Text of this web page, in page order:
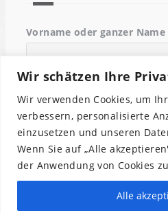
Wir schätzen Ihre
Wir verwenden Cookies, um
verbessern, personalisierte
einzusetzen und unseren
Wenn Sie auf „Alle
der Anwendung von Cookies
Alle
Vorname oder ganzer Name
Email
Indem Du fortfährst,
Datenschutzerklärung.